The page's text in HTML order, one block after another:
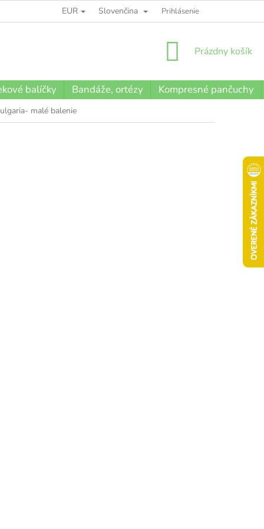
EUR Slovenčina Prihlásenie
NÁKUPNÝ
Prázdny košík
balíčky Bandáže, ortézy Kompresné pančuchy
malé balenie